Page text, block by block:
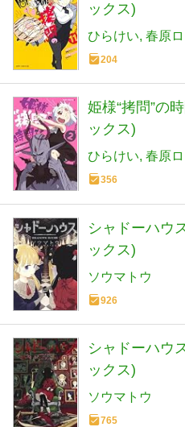
ックス)
ひらけい 春原
204
姫様“拷問”の
ックス)
ひらけい 春原
356
シャドーハウ
ックス)
ソウマトウ
926
シャドーハウ
ックス)
ソウマトウ
765